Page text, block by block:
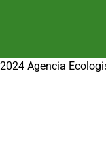
2024 Agencia